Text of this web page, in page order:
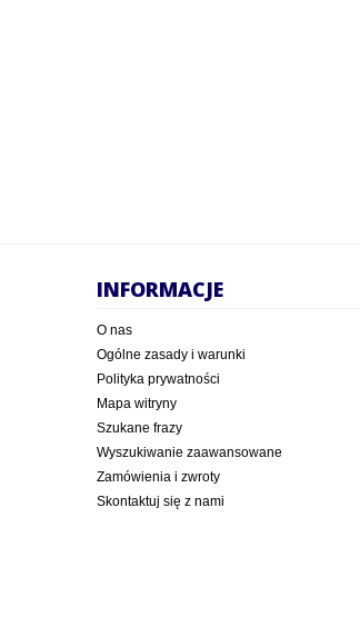
INFORMACJE
O nas
Ogólne zasady i warunki
Polityka prywatności
Mapa witryny
Szukane frazy
Wyszukiwanie zaawansowane
Zamówienia i zwroty
Skontaktuj się z nami